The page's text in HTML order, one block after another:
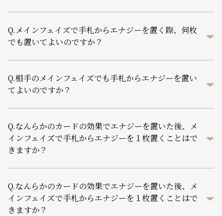
Q.メインフェイズで手札からエナジーを置く際、何枚
でも置いてよいのですか？
Q.相手のメインフェイズでも手札からエナジーを置い
てよいのですか？
Q.なんらかのカードの効果でエナジーを置いた後、メ
インフェイズで手札からエナジーを１枚置くことはで
きますか？
Q.なんらかのカードの効果でエナジーを置いた後、メ
インフェイズで手札からエナジーを１枚置くことはで
きますか？